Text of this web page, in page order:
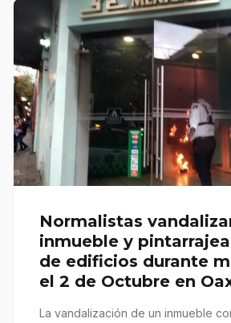
Normalistas
inmueble y
de edificios durante
el 2 de Octubre en
La vandalización de un inmueble